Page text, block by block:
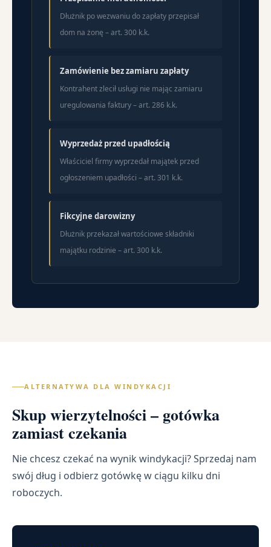
Dłużnik po wezwaniu do zapłaty przepisał
dom na żonę – art. 300 k.k.
Zamówienie bez zamiaru zapłaty
Kontrahent zlecił usługi nie mając zamiaru
uregulowania faktury – art. 286 k.k.
Wyprzedaż przed upadłością
Właściciel firmy wyprzedał majątek przed
ogłoszeniem upadłości – art. 301 k.k.
Fikcyjne darowizny
Dłużnik przekazał wartościowe składniki
majątku rodzinie – art. 300 k.k.
ALTERNATYWA DLA WINDYKACJI
Skup wierzytelności – gotówka
zamiast czekania
Nie chcesz czekać na wynik windykacji? Sprzedaj nam
swój dług i odbierz gotówkę w ciągu kilku dni
roboczych.